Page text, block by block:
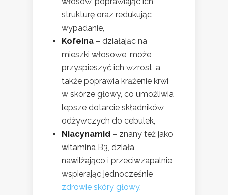
strukturę oraz redukując
wypadanie,
Kofeina – działając na
mieszki włosowe, może
przyspieszyć ich wzrost, a
także poprawia krążenie krwi
w skórze głowy, co umożliwia
lepsze dotarcie składników
odżywczych do cebulek,
Niacynamid – znany też jako
witamina B3, działa
nawilżająco i przeciwzapalnie,
wspierając jednocześnie
zdrowie skóry głowy,